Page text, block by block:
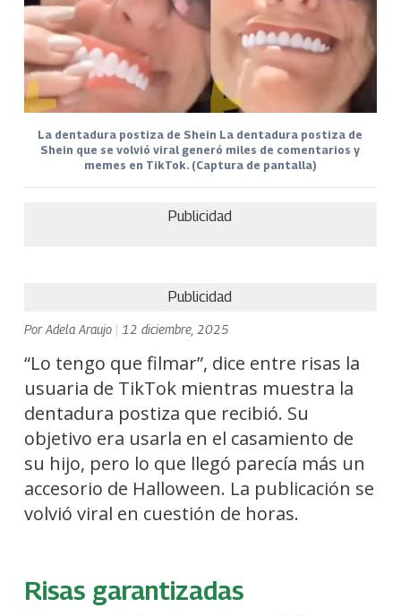
La dentadura postiza de Shein La dentadura postiza de
Shein que se volvió viral generó miles de comentarios y
memes en TikTok. (Captura de pantalla)
Publicidad
Publicidad
PorAdela Araujo 12 diciembre, 2025
“Lo tengo que filmar”, dice entre risas la
usuaria de TikTok mientras muestra la
dentadura postiza que recibió. Su
objetivo era usarla en el casamiento de
su hijo, pero lo que llegó parecía más un
accesorio de Halloween. La publicación se
volvió viral en cuestión de horas.
Risas garantizadas